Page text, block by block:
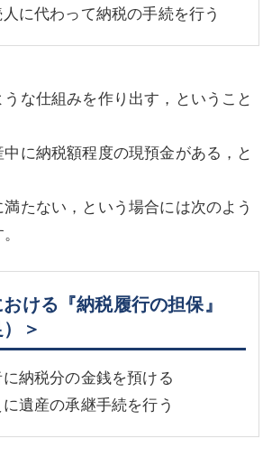
に代わって納税の手続を行う
な仕組みを作り出す，ということ
に納税額程度の現預金がある，と
たない，という場合には次のよう
ける『納税履行の担保』
＞
納税分の金銭を預ける
遺産の承継手続を行う